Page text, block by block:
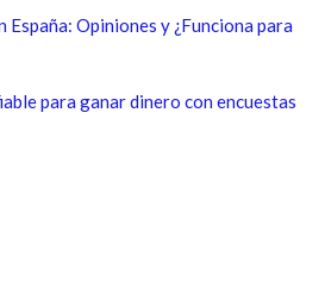
España: Opiniones y ¿Funciona para
para ganar dinero con encuestas